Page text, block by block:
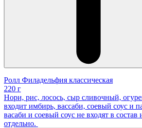
Ролл Филадельфия классическая
220 г
Нори, рис, лосось, сыр сливочный,
входит имбирь, вассаби, соевый соус и
васаби и соевый соус не входят в состав
отдельно.